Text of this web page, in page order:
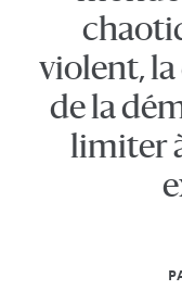
violent,
de la
limiter